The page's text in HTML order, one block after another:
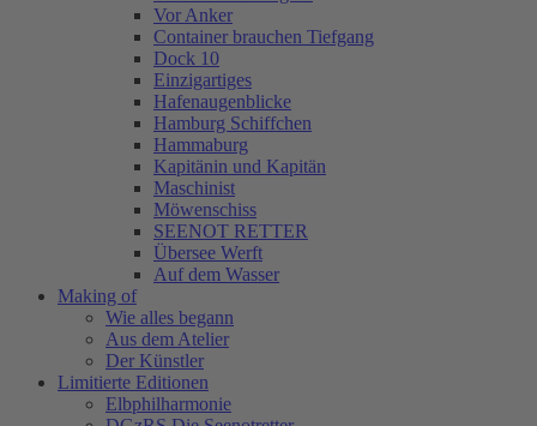
Vor Anker
Container brauchen Tiefgang
Dock 10
Einzigartiges
Hafenaugen­blicke
Hamburg Schiffchen
Hammaburg
Kapitänin und Kapitän
Maschinist
Möwenschiss
SEENOT RETTER
Übersee Werft
Auf dem Wasser
Making of
Wie alles begann
Aus dem Atelier
Der Künstler
Limitierte Editionen
Elbphilharmonie